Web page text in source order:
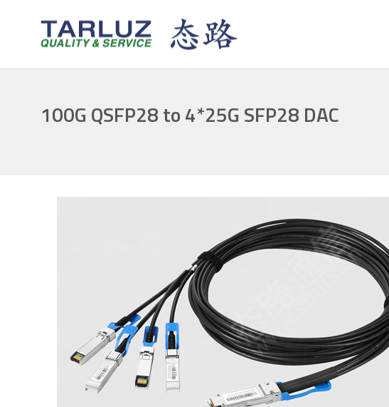
100G QSFP28 to 4*25G SFP28 DAC